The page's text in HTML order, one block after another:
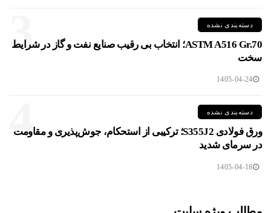
3 دسته‌بندی نشده
ASTM A516 Gr.70؛ انتخاب بی رقیب صنایع نفت و گاز در شرایط
سخت
1405-04-24
4 دسته‌بندی نشده
ورق فولادی S355J2؛ ترکیبی از استحکام، جوش‌پذیری و مقاومت
در سرمای شدید
1405-04-18